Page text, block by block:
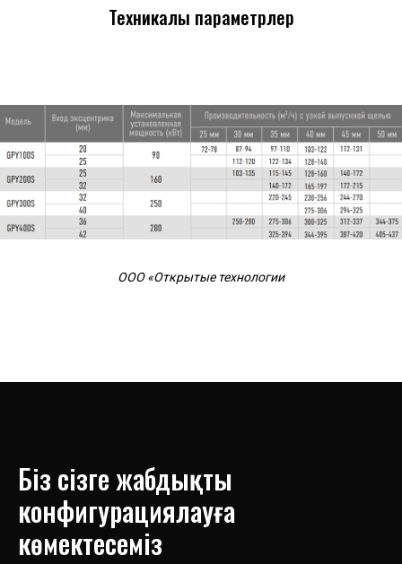
Техникалық параметрлер
ООО «Открытые технологии
Біз сізге жабдықты
конфигурациялауға
көмектесеміз